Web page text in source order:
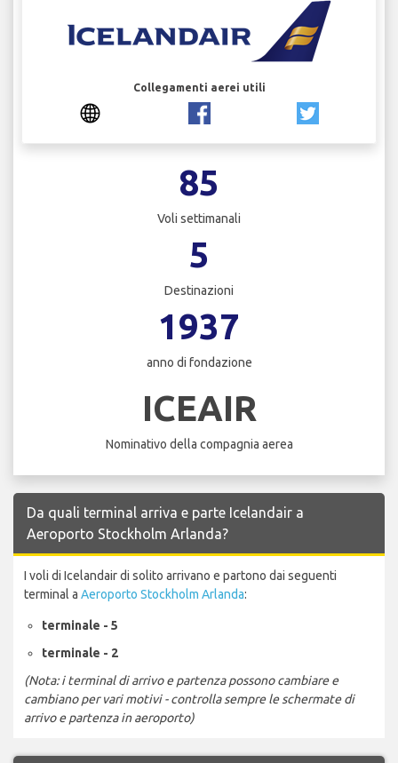
Collegamenti aerei utili
85
Voli settimanali
5
Destinazioni
1937
anno di fondazione
ICEAIR
Nominativo della compagnia aerea
Da quali terminal arriva e parte Icelandair a
Aeroporto Stockholm Arlanda?
I voli di Icelandair di solito arrivano e partono dai seguenti
terminal a Aeroporto Stockholm Arlanda:
terminale - 5
terminale - 2
(Nota: i terminal di arrivo e partenza possono cambiare e
cambiano per vari motivi - controlla sempre le schermate di
arrivo e partenza in aeroporto)